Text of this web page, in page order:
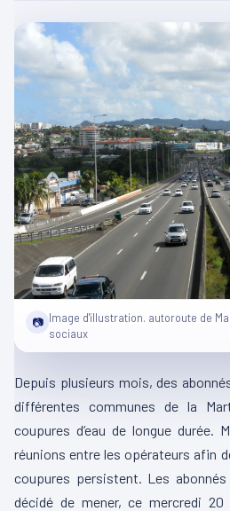
📷 Image d'illustration. autoroute de
sociaux
Depuis plusieurs mois, des
différentes communes de la
coupures d’eau de longue durée.
réunions entre les opérateurs afin
coupures persistent. Les
décidé de mener, ce mercredi